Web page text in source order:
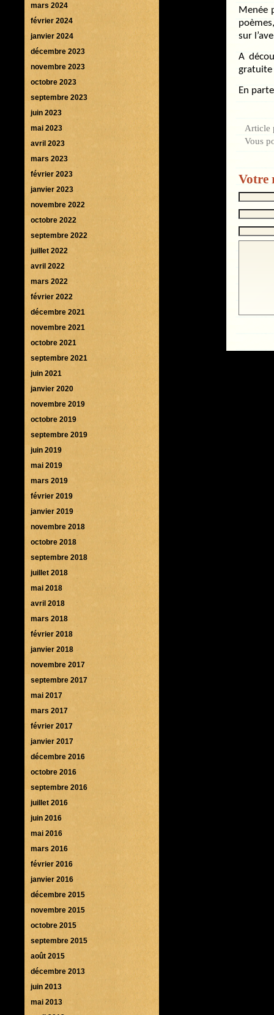
Menée
sur
A
gratuite
En
Article
Vous
Votre
mars 2024
février 2024
janvier 2024
décembre 2023
novembre 2023
octobre 2023
septembre 2023
juin 2023
mai 2023
avril 2023
mars 2023
février 2023
janvier 2023
novembre 2022
octobre 2022
septembre 2022
juillet 2022
avril 2022
mars 2022
février 2022
décembre 2021
novembre 2021
octobre 2021
septembre 2021
juin 2021
janvier 2020
novembre 2019
octobre 2019
septembre 2019
juin 2019
mai 2019
mars 2019
février 2019
janvier 2019
novembre 2018
octobre 2018
septembre 2018
juillet 2018
mai 2018
avril 2018
mars 2018
février 2018
janvier 2018
novembre 2017
septembre 2017
mai 2017
mars 2017
février 2017
janvier 2017
décembre 2016
octobre 2016
septembre 2016
juillet 2016
juin 2016
mai 2016
mars 2016
février 2016
janvier 2016
décembre 2015
novembre 2015
octobre 2015
septembre 2015
août 2015
décembre 2013
juin 2013
mai 2013